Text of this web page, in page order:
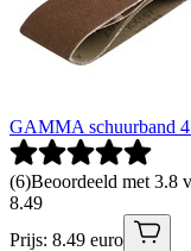
GAMMA schuurband
(6)Beoordeeld met 3.8
8.49
Prijs: 8.49 euro